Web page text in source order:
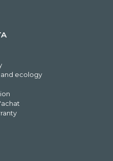
ecology